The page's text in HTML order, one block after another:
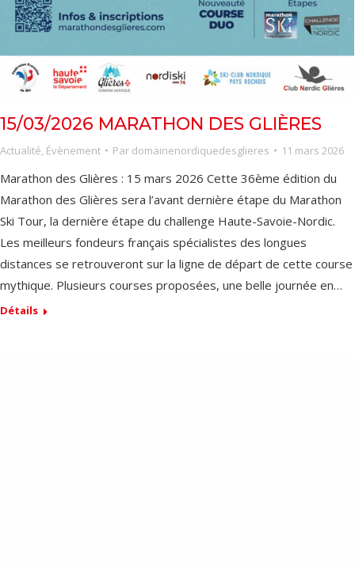
15/03/2026 MARATHON DES GLIÈRES
Actualité, Évènement Par domainenordiquedesglieres 11 mars 2026
Marathon des Glières : 15 mars 2026 Cette 36ème édition du
Marathon des Glières sera l’avant dernière étape du Marathon
Ski Tour, la dernière étape du challenge Haute-Savoie-Nordic.
Les meilleurs fondeurs français spécialistes des longues
distances se retrouveront sur la ligne de départ de cette course
mythique. Plusieurs courses proposées, une belle journée en…
Détails